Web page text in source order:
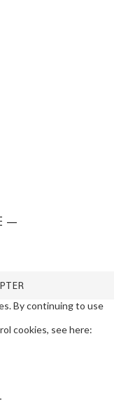
—
By continuing to use
cookies, see here: